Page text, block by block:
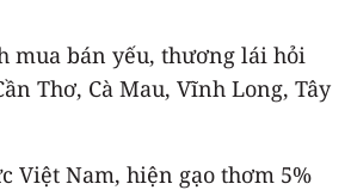
mua bán yếu, thương lái hỏi
Thơ, Cà Mau, Vĩnh Long, Tây
Việt Nam, hiện gạo thơm 5%